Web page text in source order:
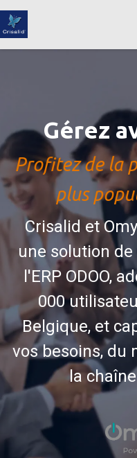
Se rendre au contenu
Gérez
Profitez de la
plus
Crisalid et
une solution
l'ERP ODOO,
000
Belgique, et
vos besoins, du
la